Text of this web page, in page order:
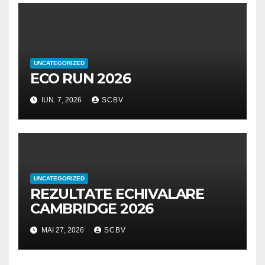
UNCATEGORIZED
ECO RUN 2026
IUN. 7, 2026 SCBV
UNCATEGORIZED
REZULTATE ECHIVALARE
CAMBRIDGE 2026
MAI 27, 2026 SCBV